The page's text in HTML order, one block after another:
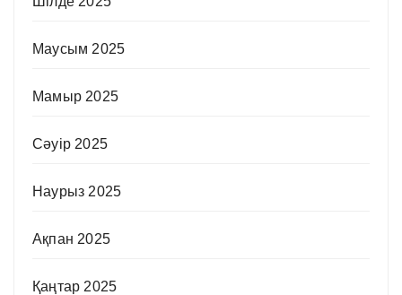
Маусым 2025
Мамыр 2025
Сәуір 2025
Наурыз 2025
Ақпан 2025
Қаңтар 2025